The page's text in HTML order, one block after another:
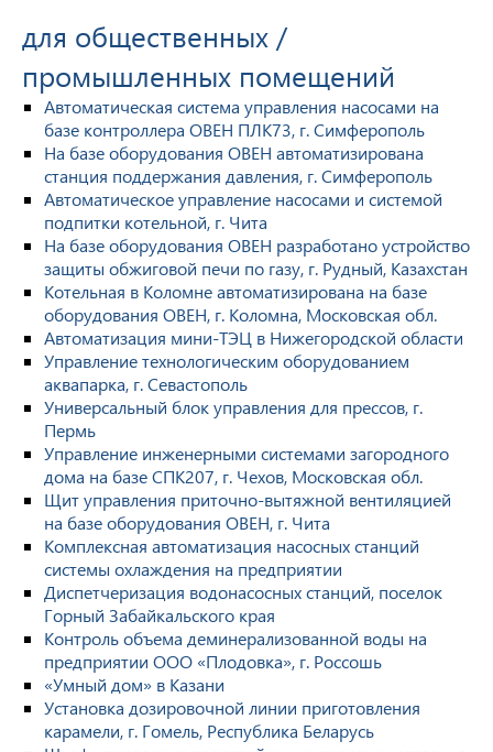
для общественных /
промышленных помещений
Автоматическая система управления насосами на
базе контроллера ОВЕН ПЛК73, г. Симферополь
На базе оборудования ОВЕН автоматизирована
станция поддержания давления, г. Симферополь
Автоматическое управление насосами и системой
подпитки котельной, г. Чита
На базе оборудования ОВЕН разработано устройство
защиты обжиговой печи по газу, г. Рудный, Казахстан
Котельная в Коломне автоматизирована на базе
оборудования ОВЕН, г. Коломна, Московская обл.
Автоматизация мини-ТЭЦ в Нижегородской области
Управление технологическим оборудованием
аквапарка, г. Севастополь
Универсальный блок управления для прессов, г.
Пермь
Управление инженерными системами загородного
дома на базе СПК207, г. Чехов, Московская обл.
Щит управления приточно-вытяжной вентиляцией
на базе оборудования ОВЕН, г. Чита
Комплексная автоматизация насосных станций
системы охлаждения на предприятии
Диспетчеризация водонасосных станций, поселок
Горный Забайкальского края
Контроль объема деминерализованной воды на
предприятии ООО «Плодовка», г. Россошь
«Умный дом» в Казани
Установка дозировочной линии приготовления
карамели, г. Гомель, Республика Беларусь